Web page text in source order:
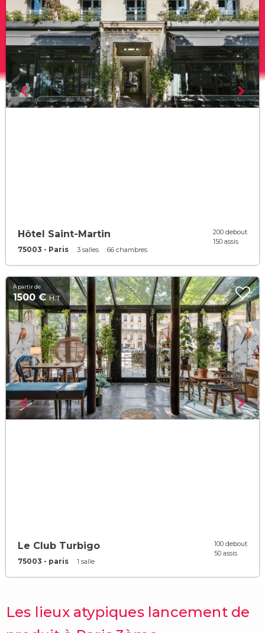
Hôtel Saint-Martin
75003 - Paris 3 salles 66 chambres
200 debout
150 assis
À partir de
1500 €H.T
Le Club Turbigo
75003 - paris 1 salle
100 debout
50 assis
Les lieux atypiques lancement de